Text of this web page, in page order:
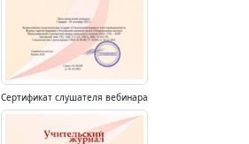
Сертификат слушателя вебинара